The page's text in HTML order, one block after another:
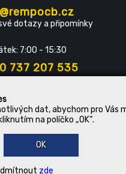
dat, abychom pro Vás
na políčko „OK“.
OK
zde
dotazy a připomínky
7:00 - 15:30
737 207 535